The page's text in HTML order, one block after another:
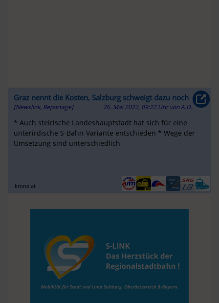
Graz nennt die Kosten, Salzburg schweigt dazu noch
[Newslink, Reportage] 26. Mai 2022, 09:22 Uhr vonA.D.
* Auch steirische Landeshauptstadt hat sich für eine
unterirdische S-Bahn-Variante entschieden * Wege der
Umsetzung sind unterschiedlich
krone.at